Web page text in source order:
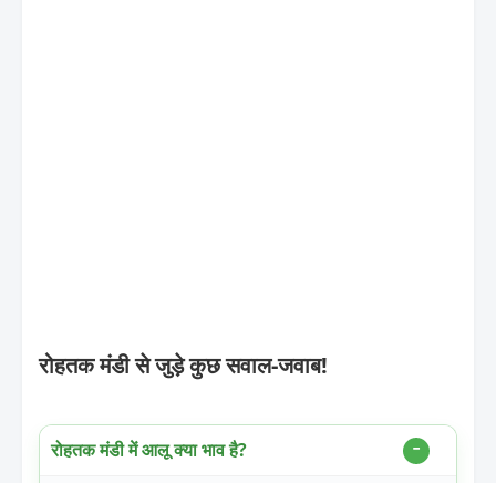
रोहतक मंडी से जुड़े कुछ सवाल-जवाब!
रोहतक मंडी में आलू क्या भाव है?